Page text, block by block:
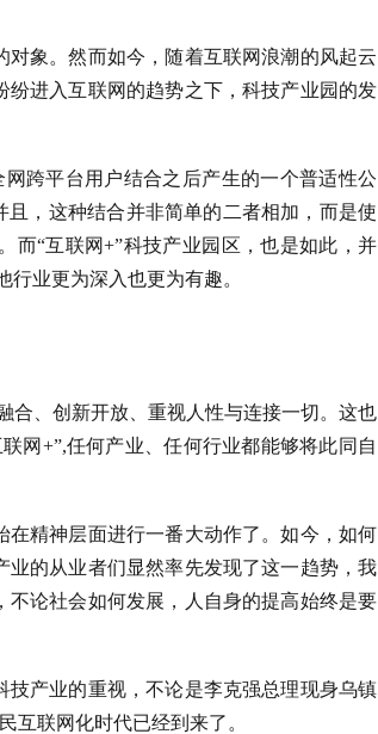
象。然而如今，随着互联网浪潮的风起云
进入互联网的趋势之下，科技产业园的发
跨平台用户结合之后产生的一个普适性公
且，这种结合并非简单的二者相加，而是使
而“互联网+”科技产业园区，也是如此，并
行业更为深入也更为有趣。
合、创新开放、重视人性与连接一切。这也
网+”,任何产业、任何行业都能够将此同自
精神层面进行一番大动作了。如今，如何
的从业者们显然率先发现了这一趋势，我
论社会如何发展，人自身的提高始终是要
产业的重视，不论是李克强总理现身乌镇
互联网化时代已经到来了。